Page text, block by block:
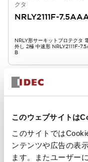
このウェブサイトは
このサイトでは
ンテンツや広告の表
ます。またユーザー
クタ
NRLY2111F-
NRLY形サーキットプロテクタ
外し 2極 中速形 NRLY2111F-
B
NRLシリーズサーキット